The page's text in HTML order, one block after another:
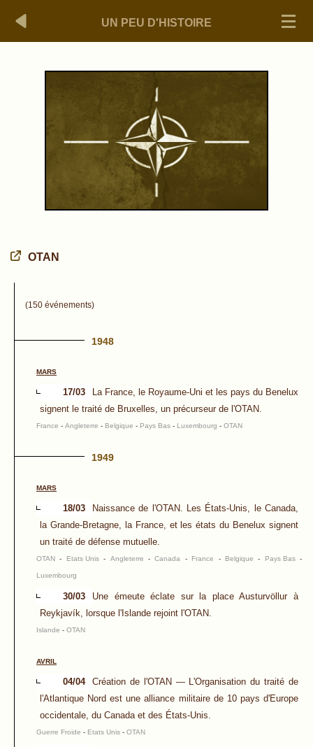
UN PEU D'HISTOIRE
OTAN
(150 événements)
1948
MARS
17/03
La France, le Royaume-Uni et les pays du Benelux
signent le traité de Bruxelles, un précurseur de l'OTAN.
France - Angleterre - Belgique - Pays Bas - Luxembourg - OTAN
1949
MARS
18/03
Naissance de l'OTAN. Les États-Unis, le Canada,
la Grande-Bretagne, la France, et les états du Benelux signent
un traité de défense mutuelle.
OTAN - Etats Unis- Angleterre -Canada - France - Belgique - Pays Bas-
Luxembourg
30/03
Une émeute éclate sur la place Austurvöllur à
Reykjavík, lorsque l'Islande rejoint l'OTAN.
Islande - OTAN
AVRIL
04/04
Création de l'OTAN — L'Organisation du traité de
l'Atlantique Nord est une alliance militaire de 10 pays d'Europe
occidentale, du Canada et des États-Unis.
Guerre Froide - Etats Unis - OTAN